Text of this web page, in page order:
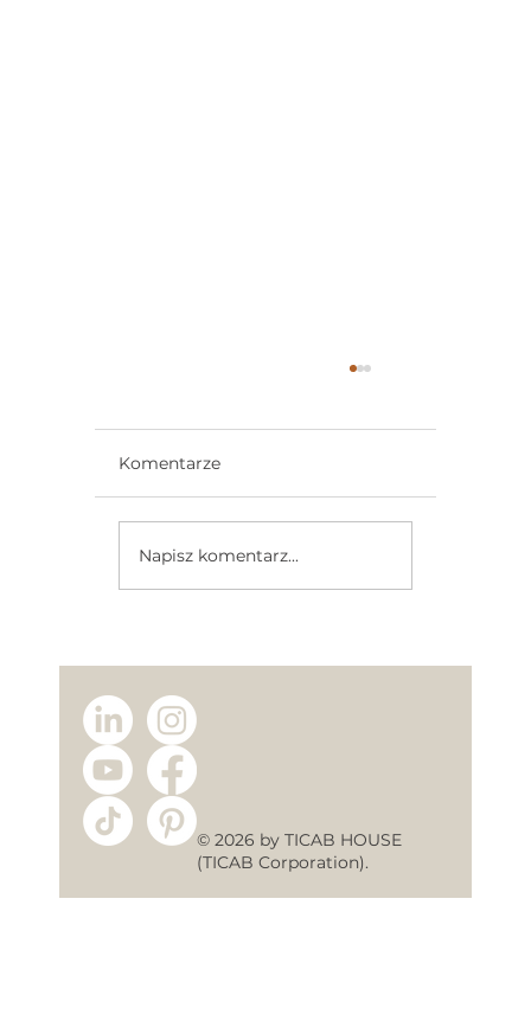
Jak Oszczędzać Każdego Roku?
Komentarze
Napisz komentarz...
© 2026 by TICAB HOUSE
(TICAB Corporation).